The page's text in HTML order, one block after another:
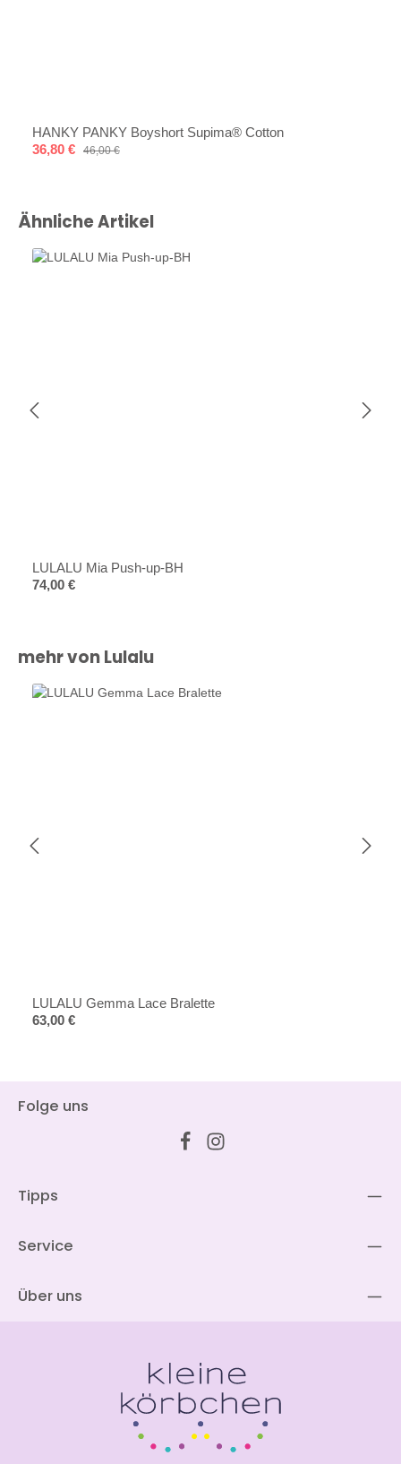
HANKY PANKY Boyshort Supima® Cotton
Verkaufspreis:
36,80 € Regulärer Preis:
46,00 €
Produktgalerie überspringen
Ähnliche Artikel
LULALU Mia Push-up-BH
Regulärer Preis:
74,00 €
Produktgalerie überspringen
mehr von Lulalu
LULALU Gemma Lace Bralette
Regulärer Preis:
63,00 €
Folge uns
Tipps
Service
Über uns